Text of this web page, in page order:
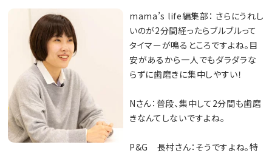
mama’s life編集部： さらにうれし
いのが2分間経ったらブルブルって
タイマーが鳴るところですよね。目
安があるから一人でもダラダラな
らずに歯磨きに集中しやすい！
Nさん：普段、集中して2分間も歯磨
きなんてしないですよね。
P&G 長村さん：そうですよね。特